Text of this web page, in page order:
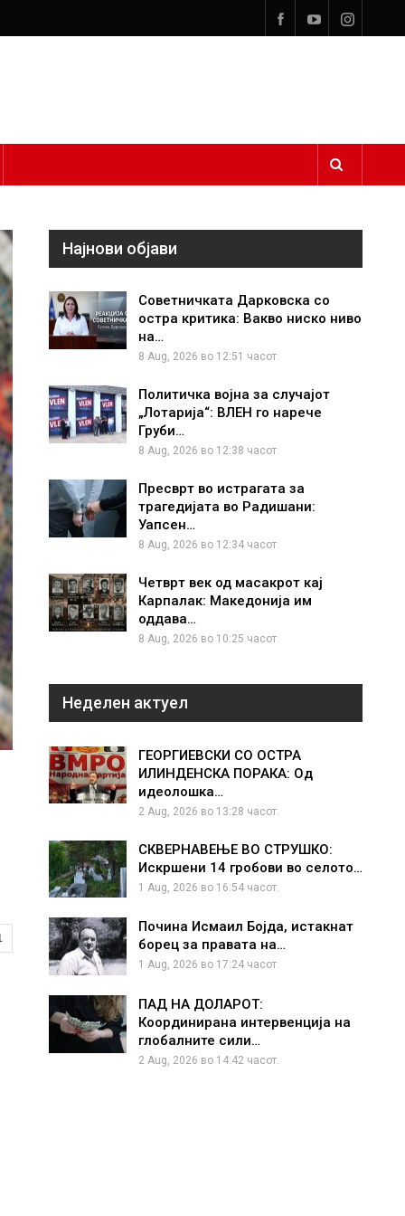
Најнови објави
Советничката Дарковска со
остра критика: Вакво ниско ниво
на…
8 Aug, 2026 во 12:51 часот.
Политичка војна за случајот
„Лотарија“: ВЛЕН го нарече
Груби…
8 Aug, 2026 во 12:38 часот.
Пресврт во истрагата за
трагедијата во Радишани:
Уапсен…
8 Aug, 2026 во 12:34 часот.
Четврт век од масакрот кај
Карпалак: Македонија им
оддава…
8 Aug, 2026 во 10:25 часот.
Неделен актуел
ГЕОРГИЕВСКИ СО ОСТРА
ИЛИНДЕНСКА ПОРАКА: Од
идеолошка…
2 Aug, 2026 во 13:28 часот.
СКВЕРНАВЕЊЕ ВО СТРУШКО:
Искршени 14 гробови во селото…
1 Aug, 2026 во 16:54 часот.
Почина Исмаил Бојда, истакнат
борец за правата на…
1 Aug, 2026 во 17:24 часот.
ПАД НА ДОЛАРОТ:
Координирана интервенција на
глобалните сили…
2 Aug, 2026 во 14:42 часот.